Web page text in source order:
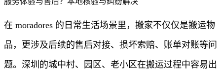
在 moradores 的日常生活场景里，搬家不仅仅是搬运物
品，更涉及后续的售后对接、损坏索赔、账单对账等问
题。深圳的城中村、园区、老小区在搬运过程中容易出